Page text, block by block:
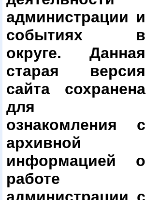
администрации и
событиях в
округе. Данная
старая версия
сайта сохранена
для
ознакомления с
архивной
информацией о
работе